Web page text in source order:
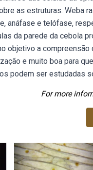
as estruturas. Weba
anáfase e telófase,
da parede da cebola
objetivo a
e muito boa para
podem ser estudadas
For more